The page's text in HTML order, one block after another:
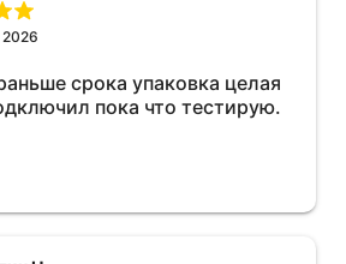
2026
срока упаковка целая
пока что тестирую.